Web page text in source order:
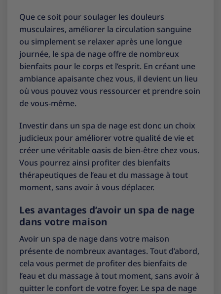
Que ce soit pour soulager les douleurs
musculaires, améliorer la circulation sanguine
ou simplement se relaxer après une longue
journée, le spa de nage offre de nombreux
bienfaits pour le corps et l’esprit. En créant une
ambiance apaisante chez vous, il devient un lieu
où vous pouvez vous ressourcer et prendre soin
de vous-même.
Investir dans un spa de nage est donc un choix
judicieux pour améliorer votre qualité de vie et
créer une véritable oasis de bien-être chez vous.
Vous pourrez ainsi profiter des bienfaits
thérapeutiques de l’eau et du massage à tout
moment, sans avoir à vous déplacer.
Les avantages d’avoir un spa de nage
dans votre maison
Avoir un spa de nage dans votre maison
présente de nombreux avantages. Tout d’abord,
cela vous permet de profiter des bienfaits de
l’eau et du massage à tout moment, sans avoir à
quitter le confort de votre foyer. Le spa de nage